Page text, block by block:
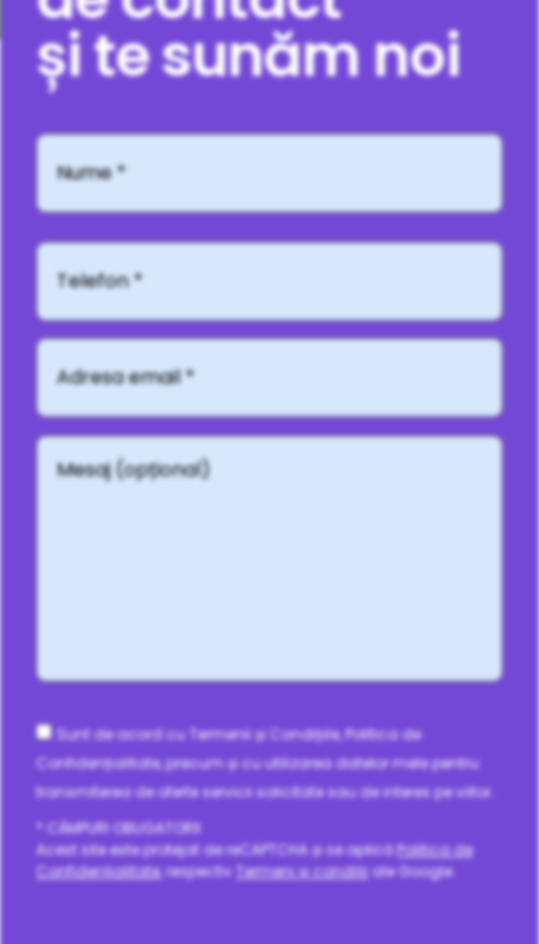
și te sunăm noi
Mesaj
(opțional)
Nume
Telefon*
Adresă
email
* CÂMPURI OBLIGATORII
Acest site este protejat de reCAPTCHA și se aplicăPolitica de
Confidențialitate, respectiv Termeni și condițiiale Google.
Consent
Sunt de acord cu Termenii și Condițiile, Politica de
Confidențialitate, precum și cu utilizarea datelor mele pentru
transmiterea de oferte servicii solicitate sau de interes pe viitor.